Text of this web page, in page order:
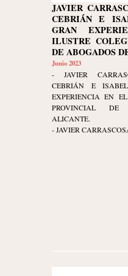
JAVIER
CEBRIÁN E
GRAN
ILUSTRE
DE ABOGADOS
Junio 2023
- JAVIER
CEBRIÁN E
EXPERIENCIA EN
PROVINCIAL
ALICANTE.
- JAVIER